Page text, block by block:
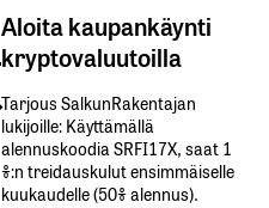
Aloita kaupankäynti
kryptovaluutoilla
Tarjous SalkunRakentajan
lukijoille: Käyttämällä​ ​
alennuskoodia​ ​SRFI17X,​ ​saat​ ​1
%:n treidauskulut​ ​ensimmäiselle​ ​
kuukaudelle​ ​(50%​ ​alennus).